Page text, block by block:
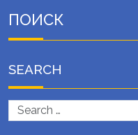
ПОИСК
SEARCH